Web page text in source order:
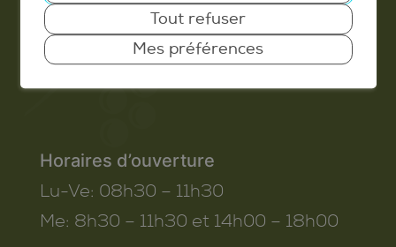
1975
St-Séverin
T. 027 345 45 45
Horaires d’ouverture
Lu-Ve: 08h30 – 11h30
Me: 8h30 – 11h30 et 14h00 – 18h00
Tout refuser
Mes préférences